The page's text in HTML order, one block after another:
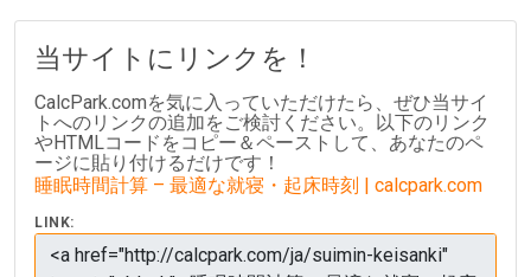
当サイトにリンクを！
CalcPark.comを気に入っていただけたら、ぜひ当サイ
トへのリンクの追加をご検討ください。以下のリンク
やHTMLコードをコピー＆ペーストして、あなたのペ
ージに貼り付けるだけです！
睡眠時間計算 – 最適な就寝・起床時刻 | calcpark.com
LINK: